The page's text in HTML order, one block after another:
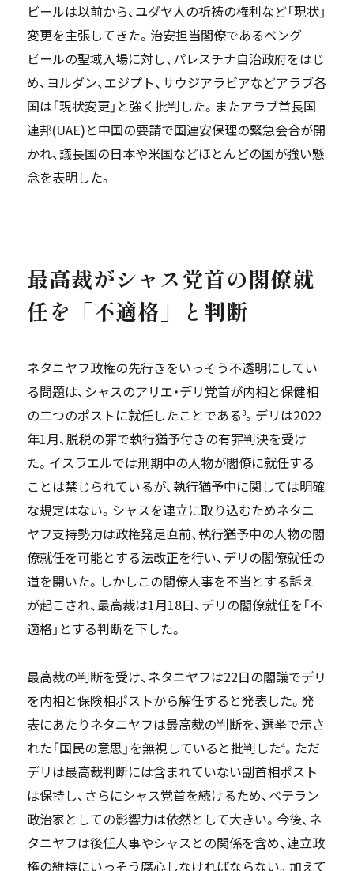
ビールは以前から、ユダヤ人の祈祷の権利など「現状」
変更を主張してきた。治安担当閣僚であるベング
ビールの聖域入場に対し、パレスチナ自治政府をはじ
め、ヨルダン、エジプト、サウジアラビアなどアラブ各
国は「現状変更」と強く批判した。またアラブ首長国
連邦(UAE)と中国の要請で国連安保理の緊急会合が開
かれ、議長国の日本や米国などほとんどの国が強い懸
念を表明した。
最高裁がシャス党首の閣僚就
任を「不適格」と判断
ネタニヤフ政権の先行きをいっそう不透明にしてい
る問題は、シャスのアリエ・デリ党首が内相と保健相
の二つのポストに就任したことである 3。デリは2022
年1月、脱税の罪で執行猶予付きの有罪判決を受け
た。イスラエルでは刑期中の人物が閣僚に就任する
ことは禁じられているが、執行猶予中に関しては明確
な規定はない。シャスを連立に取り込むためネタニ
ヤフ支持勢力は政権発足直前、執行猶予中の人物の閣
僚就任を可能とする法改正を行い、デリの閣僚就任の
道を開いた。しかしこの閣僚人事を不当とする訴え
が起こされ、最高裁は1月18日、デリの閣僚就任を「不
適格」とする判断を下した。
最高裁の判断を受け、ネタニヤフは22日の閣議でデリ
を内相と保険相ポストから解任すると発表した。発
表にあたりネタニヤフは最高裁の判断を、選挙で示さ
れた「国民の意思」を無視していると批判した4。ただ
デリは最高裁判断には含まれていない副首相ポスト
は保持し、さらにシャス党首を続けるため、ベテラン
政治家としての影響力は依然として大きい。今後、ネ
タニヤフは後任人事やシャスとの関係を含め、連立政
権の維持にいっそう腐心しなければならない。加えて